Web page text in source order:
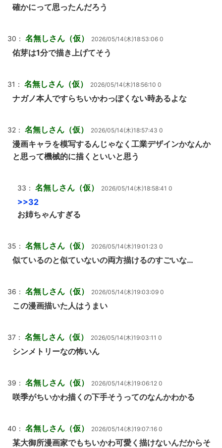
確かにって思ったんだろう
30： 名無しさん（仮） 2026/05/14(木)18:53:06 0
佑芽は1分で描き上げてそう
31： 名無しさん（仮） 2026/05/14(木)18:56:10 0
ナガノ本人ですらちいかわっぽくない時あるよな
32： 名無しさん（仮） 2026/05/14(木)18:57:43 0
漫画キャラを模写するんじゃなく工業デザインかなんか
と思って機械的に描くといいと思う
33： 名無しさん（仮） 2026/05/14(木)18:58:41 0
>>32
お姉ちゃんすぎる
35： 名無しさん（仮） 2026/05/14(木)19:01:23 0
似ているのと似ていないの両方描けるのすごいな…
36： 名無しさん（仮） 2026/05/14(木)19:03:09 0
この漫画描いた人はうまい
37： 名無しさん（仮） 2026/05/14(木)19:03:11 0
シンメトリーなの怖いん
39： 名無しさん（仮） 2026/05/14(木)19:06:12 0
咲季がちいかわ描くの下手そうってのなんかわかる
40： 名無しさん（仮） 2026/05/14(木)19:07:16 0
某大御所漫画家でもちいかわ可愛く描けないんだからそ